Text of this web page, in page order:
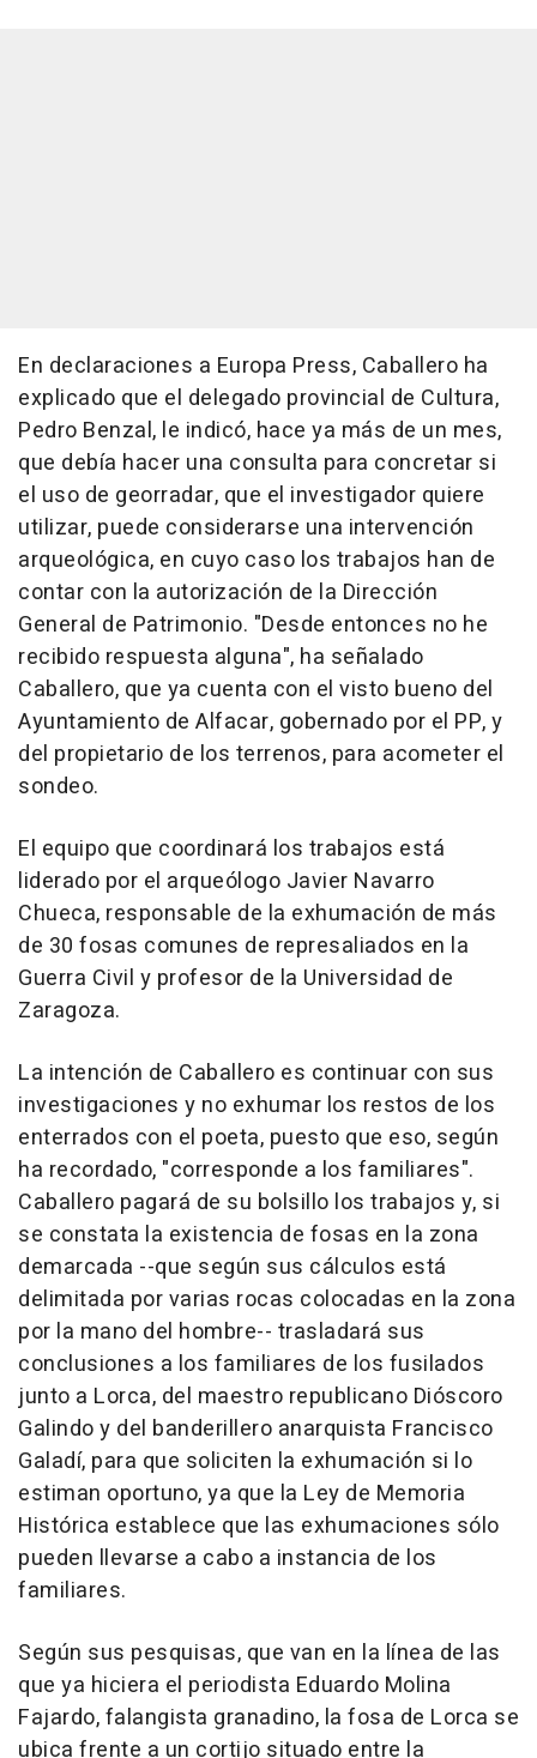
En declaraciones a Europa Press, Caballero ha
explicado que el delegado provincial de Cultura,
Pedro Benzal, le indicó, hace ya más de un mes,
que debía hacer una consulta para concretar si
el uso de georradar, que el investigador quiere
utilizar, puede considerarse una intervención
arqueológica, en cuyo caso los trabajos han de
contar con la autorización de la Dirección
General de Patrimonio. "Desde entonces no he
recibido respuesta alguna", ha señalado
Caballero, que ya cuenta con el visto bueno del
Ayuntamiento de Alfacar, gobernado por el PP, y
del propietario de los terrenos, para acometer el
sondeo.
El equipo que coordinará los trabajos está
liderado por el arqueólogo Javier Navarro
Chueca, responsable de la exhumación de más
de 30 fosas comunes de represaliados en la
Guerra Civil y profesor de la Universidad de
Zaragoza.
La intención de Caballero es continuar con sus
investigaciones y no exhumar los restos de los
enterrados con el poeta, puesto que eso, según
ha recordado, "corresponde a los familiares".
Caballero pagará de su bolsillo los trabajos y, si
se constata la existencia de fosas en la zona
demarcada --que según sus cálculos está
delimitada por varias rocas colocadas en la zona
por la mano del hombre-- trasladará sus
conclusiones a los familiares de los fusilados
junto a Lorca, del maestro republicano Dióscoro
Galindo y del banderillero anarquista Francisco
Galadí, para que soliciten la exhumación si lo
estiman oportuno, ya que la Ley de Memoria
Histórica establece que las exhumaciones sólo
pueden llevarse a cabo a instancia de los
familiares.
Según sus pesquisas, que van en la línea de las
que ya hiciera el periodista Eduardo Molina
Fajardo, falangista granadino, la fosa de Lorca se
ubica frente a un cortijo situado entre la